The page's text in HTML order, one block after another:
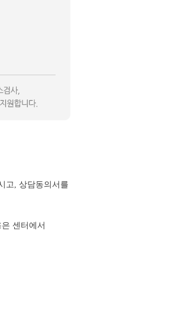
고, 상담동의서를
센터에서